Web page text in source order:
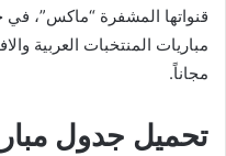
مباريات المنتخبات العربية
مجاناً.
تحميل جدول